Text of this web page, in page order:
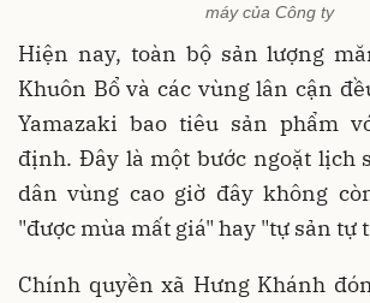
máy của Công ty
Hiện nay, toàn bộ sản lượng
Khuôn Bổ và các vùng lân cận
Yamazaki bao tiêu sản phẩm
định. Đây là một bước ngoặt lịch
dân vùng cao giờ đây không
"được mùa mất giá" hay "tự sản tự
Chính quyền xã Hưng Khánh